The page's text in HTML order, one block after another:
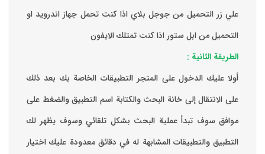
علي زر التحميل من جوجل بلاي اذا كنت تحمل جهاز اندرويد او
التحميل من ابل ستور اذا كنت تمتلك الايفون
الطريقة الثانية :
‏أولا عليك الدخول على المتجر التطبيقات الخاصة بك ‏بعد ذلك
على الانتقال إلى خانة البحث والكتابة اسم التطبيق والضغط على
موافق ‏سوف تبدأ عملية البحث بشكل تلقائي وسوف يظهر لك
التطبيق والتطبيقات المشابهة له في دقائق معدودة ‏عليك اختيار